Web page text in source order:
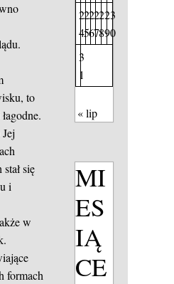
to
Jej
się
i
w
formach
2
4
2
5
2
6
2
7
2
8
2
9
3
0
3
1
« lip
MI
ES
IĄ
CE